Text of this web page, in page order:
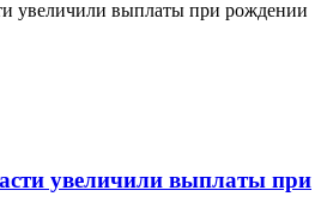
увеличили выплаты при